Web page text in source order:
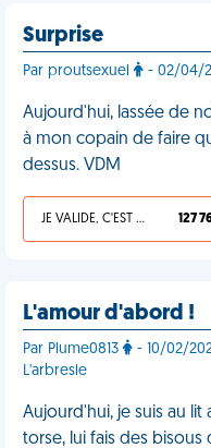
Surprise
Par proutsexuel - 02/04/
Aujourd'hui, lassée de
à mon copain de faire
dessus. VDM
JE VALIDE, C'EST UNE VDM 127
L'amour d'abord !
Par Plume0813
- 10/02/
L'arbresle
Aujourd'hui, je suis au lit
torse, lui fais des bisous